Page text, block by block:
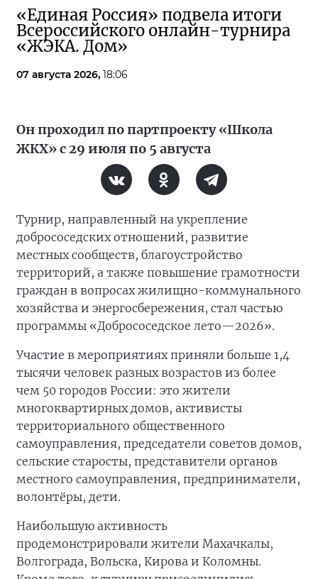
«Единая Россия» подвела итоги
Всероссийского онлайн-турнира
«ЖЭКА. Дом»
07 августа 2026, 18:06
Он проходил по партпроекту «Школа
ЖКХ» с 29 июля по 5 августа
Турнир, направленный на укрепление
добрососедских отношений, развитие
местных сообществ, благоустройство
территорий, а также повышение грамотности
граждан в вопросах жилищно-коммунального
хозяйства и энергосбережения, стал частью
программы «Добрососедское лето—2026».
Участие в мероприятиях приняли больше 1,4
тысячи человек разных возрастов из более
чем 50 городов России: это жители
многоквартирных домов, активисты
территориального общественного
самоуправления, председатели советов домов,
сельские старосты, представители органов
местного самоуправления, предприниматели,
волонтёры, дети.
Наибольшую активность
продемонстрировали жители Махачкалы,
Волгограда, Вольска, Кирова и Коломны.